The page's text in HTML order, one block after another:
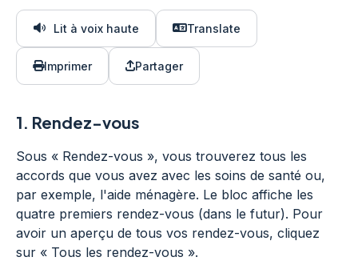
Lit à voix haute Translate
Imprimer Partager
1. Rendez-vous
Sous « Rendez-vous », vous trouverez tous les
accords que vous avez avec les soins de santé ou,
par exemple, l'aide ménagère. Le bloc affiche les
quatre premiers rendez-vous (dans le futur). Pour
avoir un aperçu de tous vos rendez-vous, cliquez
sur « Tous les rendez-vous ».